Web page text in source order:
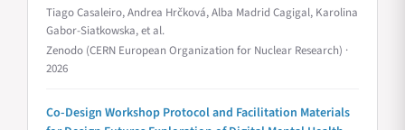
Tiago Casaleiro, Andrea Hrčková, Alba Madrid Cagigal, Karolina
Gabor-Siatkowska, et al.
Zenodo (CERN European Organization for Nuclear Research) ·
2026
Co-Design Workshop Protocol and Facilitation Materials